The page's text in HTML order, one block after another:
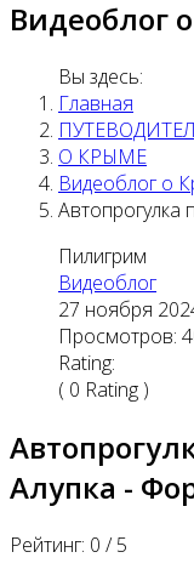
Видеоблог
Вы здесь:
Главная
О КРЫМЕ
Видеоблог о
Автопрогулка
Пилигрим
Видеоблог
27 ноября
Просмотров:
Rating:
( 0 Rating )
Алупка -
Рейтинг: 0 /5